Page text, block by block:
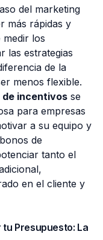
del marketing
más rápidas y
medir los
las estrategias
de la
menos flexible.
de incentivos se
para empresas
a su equipo y
de
tanto el
en el cliente y
Presupuesto: La